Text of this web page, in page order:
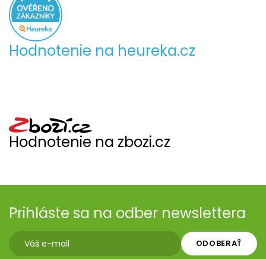
Hodnotenie na heureka.cz
Hodnotenie na zbozi.cz
Prihláste sa na odber newslettera
ODOBERAŤ